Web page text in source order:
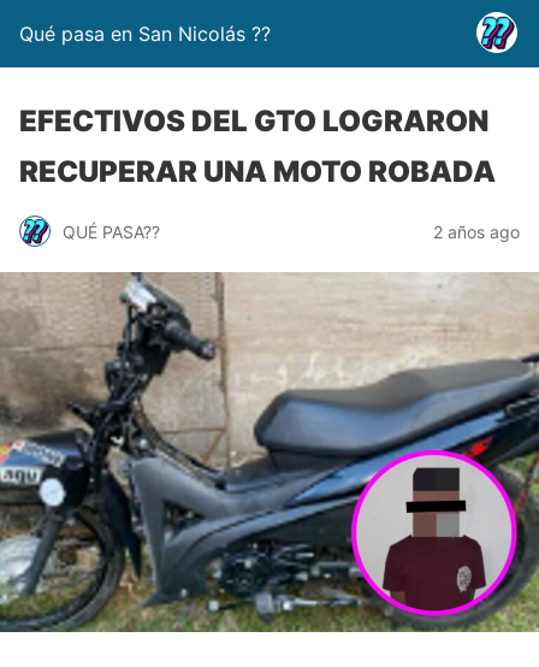
Qué pasa en San Nicolás ??
EFECTIVOS DEL GTO LOGRARON
RECUPERAR UNA MOTO ROBADA
QUÉ PASA?? 2 años ago